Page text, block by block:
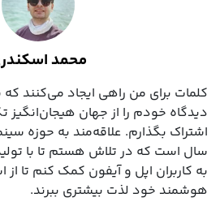
محمد
کلمات برای من راهی ایجاد می‌کنند
دیدگاه خودم را از جهان هیجان‌انگیز
اشتراک بگذارم. علاقه‌مند به حوزه
سال است که در تلاش هستم تا با
به کاربران اپل و آیفون کمک کنم تا
هوشمند خود لذت بیشتری ببرند.